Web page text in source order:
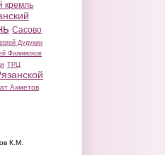
кремль
Сасово
Дудукин
Филимонов
ТРЦ
Ахметов
К.М.